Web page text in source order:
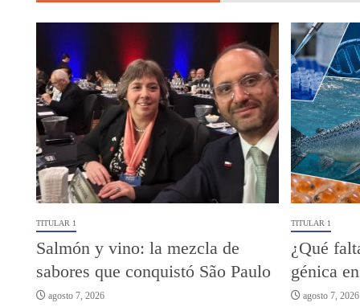
TITULAR 1
Salmón y vino: la mezcla de
sabores que conquistó São Paulo
agosto 7, 2026
TITULAR 1
¿Qué
génica
agosto 7, 2026